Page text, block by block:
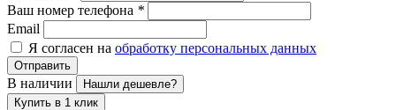
Ваш номер телефона *
Email
Я согласен на обработку персональных данных
Отправить
В наличии
Нашли дешевле?
Купить в 1 клик